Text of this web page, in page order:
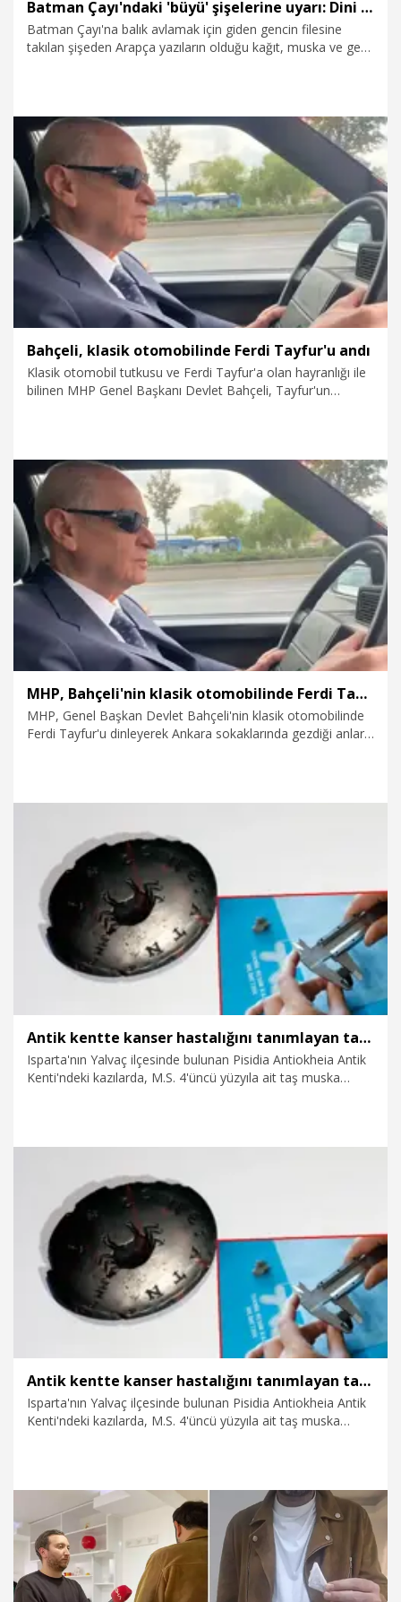
Batman Çayı'ndaki 'büyü' şişelerine uyarı: Dini sömürenlere inanmayın
Batman Çayı'na balık avlamak için giden gencin filesine
takılan şişeden Arapça yazıların olduğu kağıt, muska ve genç
ardından, Diyanet-Sen Şube Başkanı Ahmet Cihan, uyarıda
bulundu. Cihan, "Dini sömüren bu gibi falcılara inanılmamalı.
Arapça rakamlar, yazılar, harfler yazıyorlar ki kimse
anlamasın. Bunlar asla herhangi bir şey ifade etmiyor" dedi.
31.01.2025 Foto Galeri
Bahçeli, klasik otomobilinde Ferdi Tayfur'u andı
Klasik otomobil tutkusu ve Ferdi Tayfur'a olan hayranlığı ile
bilinen MHP Genel Başkanı Devlet Bahçeli, Tayfur'un
şarkısını dinledi. Ferdi Tayfur'un şarkısı eşliğinde şehirde
gezerken çekilen video, MHP tarafından paylaşıldı. Videoda;
Bahçeli'nin parmağındaki yüzük, tespih ile otomobilin dikiz
aynasında asılı nazar boncuklu muska görüldü.
3.01.2025 Video
MHP, Bahçeli'nin klasik otomobilinde Ferdi Tayfur'u dinlediği anları paylaştı
MHP, Genel Başkan Devlet Bahçeli'nin klasik otomobilinde
Ferdi Tayfur'u dinleyerek Ankara sokaklarında gezdiği anları
3.01.2025 Politika
Antik kentte kanser hastalığını tanımlayan taş muska bulundu
Isparta'nın Yalvaç ilçesinde bulunan Pisidia Antiokheia Antik
Kenti'ndeki kazılarda, M.S. 4'üncü yüzyıla ait taş muska
Galen de kanser hastalığını yengece benzeterek, 'Yengecin
Bugünkü kanseri tanımlıyor aslında" dedi.
28.12.2024 Video
Antik kentte kanser hastalığını tanımlayan taş muska bulundu
Isparta'nın Yalvaç ilçesinde bulunan Pisidia Antiokheia Antik
Kenti'ndeki kazılarda, M.S. 4'üncü yüzyıla ait taş muska
Galen de kanser hastalığını yengece benzeterek, 'Yengecin
bacakları gibi organları sarıp öldüren bir hastalık' diyor.
Bugünkü kanseri tanımlıyor aslında" dedi.
28.12.2024 Foto Galeri